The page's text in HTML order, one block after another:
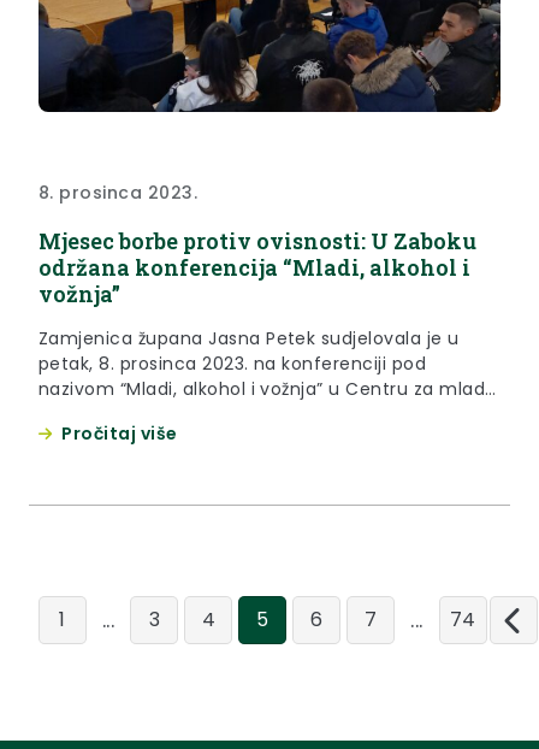
8. prosinca 2023.
Mjesec borbe protiv ovisnosti: U Zaboku
održana konferencija “Mladi, alkohol i
vožnja”
Zamjenica župana Jasna Petek sudjelovala je u
petak, 8. prosinca 2023. na konferenciji pod
nazivom “Mladi, alkohol i vožnja” u Centru za mlade
promila”. Riječ je o projektu kojeg provodi Mreža
Pročitaj više
1 ... 3 4 5 6 7 ... 74